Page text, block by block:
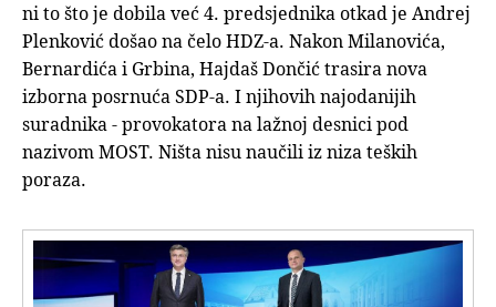
ni to što je dobila već 4. predsjednika otkad je Andrej
Plenković došao na čelo HDZ-a. Nakon Milanovića,
Bernardića i Grbina, Hajdaš Dončić trasira nova
izborna posrnuća SDP-a. I njihovih najodanijih
suradnika - provokatora na lažnoj desnici pod
nazivom MOST. Ništa nisu naučili iz niza teških
poraza.